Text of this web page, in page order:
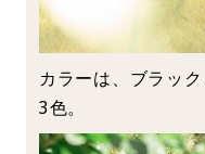
カラーは、ブラッ
3色。